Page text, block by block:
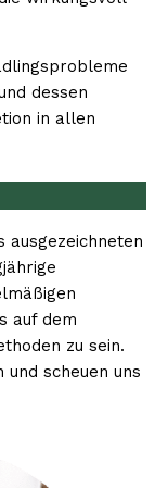
dessen
in allen
ausgezeichneten
auf dem
zu sein.
scheuen uns